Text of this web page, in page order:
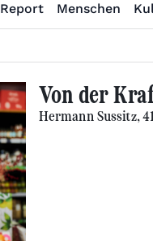
Report Menschen
Von der
Hermann Sussitz,